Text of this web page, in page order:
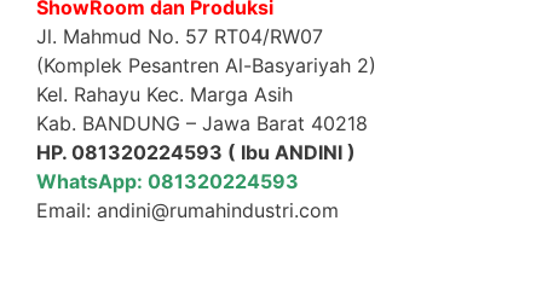
ShowRoom dan Produksi
Jl. Mahmud No. 57 RT04/RW07
(Komplek Pesantren Al-Basyariyah 2)
Kel. Rahayu Kec. Marga Asih
Kab. BANDUNG – Jawa Barat 40218
HP. 081320224593 ( Ibu ANDINI )
WhatsApp: 081320224593
Email: andini@rumahindustri.com